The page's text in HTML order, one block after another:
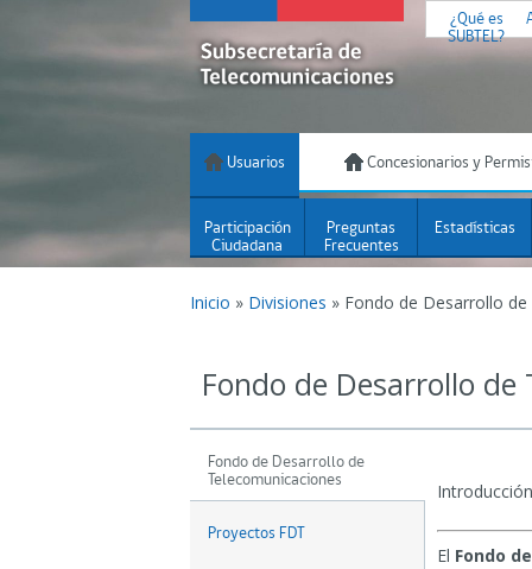
¿Qué es
SUBTEL?
Usuarios Concesionarios y
Participación
Ciudadana
Preguntas
Frecuentes
Estadísticas
Inicio » Divisiones » Fondo de Desarrollo
Fondo de Desarrollo de
Fondo de Desarrollo de
Telecomunicaciones
Proyectos FDT
El Fondo